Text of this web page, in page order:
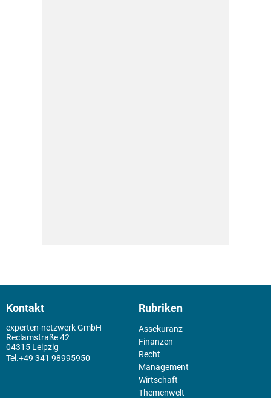
Kontakt
experten-netzwerk GmbH
Reclamstraße 42
04315 Leipzig
+49 341 98995950
Rubriken
Assekuranz
Finanzen
Recht
Management
Wirtschaft
Themenwelt